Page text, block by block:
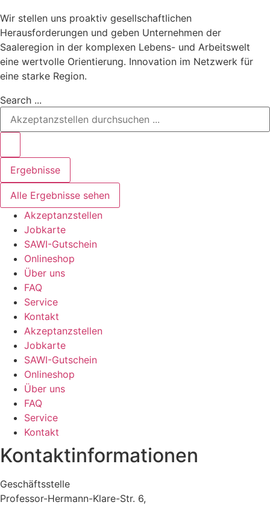
Wir stellen uns proaktiv gesellschaftlichen
Herausforderungen und geben Unternehmen der
Saaleregion in der komplexen Lebens- und Arbeitswelt
eine wertvolle Orientierung. Innovation im Netzwerk für
eine starke Region.
Search ...
Ergebnisse
Alle Ergebnisse sehen
Akzeptanzstellen
Jobkarte
SAWI-Gutschein
Onlineshop
Über uns
FAQ
Service
Kontakt
Akzeptanzstellen
Jobkarte
SAWI-Gutschein
Onlineshop
Über uns
FAQ
Service
Kontakt
Kontaktinformationen
Geschäftsstelle
Professor-Hermann-Klare-Str. 6,